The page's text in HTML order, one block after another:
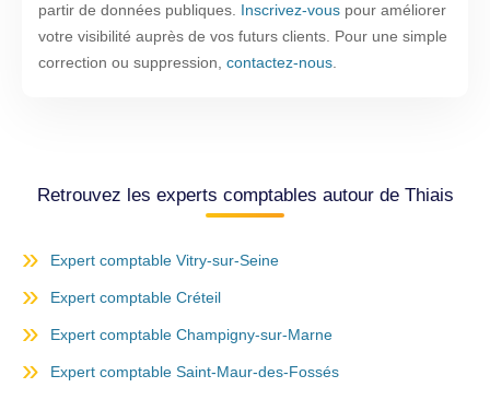
partir de données publiques. Inscrivez-vous pour améliorer
votre visibilité auprès de vos futurs clients. Pour une simple
correction ou suppression, contactez-nous
Retrouvez les experts comptables autour de Thiais
Expert comptable Vitry-sur-Seine
Expert comptable Créteil
Expert comptable Champigny-sur-Marne
Expert comptable Saint-Maur-des-Fossés